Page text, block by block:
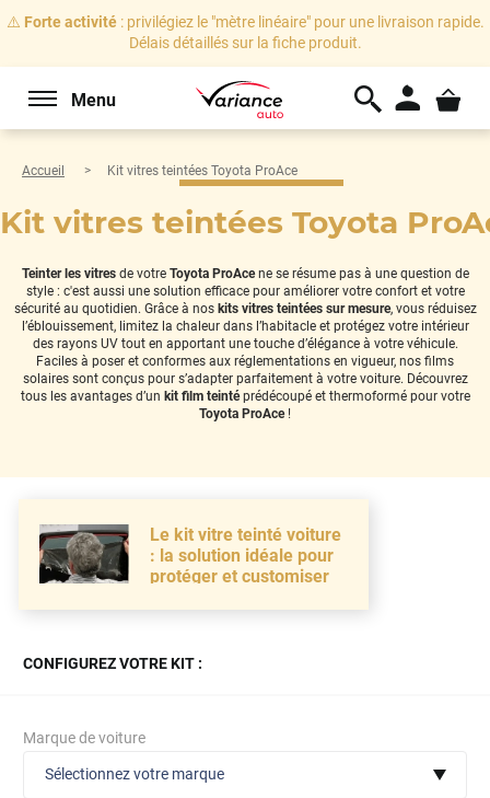
⚠️ Forte activité: privilégiez le "mètre linéaire" pour une livraison rapide.
Délais détaillés sur la fiche produit.
Menu
Accueil Kit vitres teintées Toyota ProAce
Kit vitres teintées Toyota
Teinter les vitresde votre Toyota ProAcene se résume pas à une question de
style : c'est aussi une solution efficace pour améliorer votre confort et votre
sécurité au quotidien. Grâce à nos kits vitres teintées sur mesure, vous réduisez
l’éblouissement, limitez la chaleur dans l’habitacle et protégez votre intérieur
des rayons UV tout en apportant une touche d’élégance à votre véhicule.
Faciles à poser et conformes aux réglementations en vigueur, nos films
solaires sont conçus pour s’adapter parfaitement à votre voiture. Découvrez
tous les avantages d’un kit film teintéprédécoupé et thermoformé pour votre
Toyota ProAce!
Le kit vitre teinté voiture
: la solution idéale pour
protéger et customiser
CONFIGUREZ VOTRE KIT :
Marque de voiture
Sélectionnez votre marque